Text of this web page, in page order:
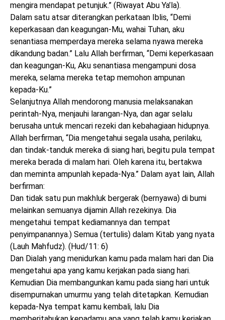
mengira mendapat petunjuk.” (Riwayat Abu Ya’la).
Dalam satu atsar diterangkan perkataan Iblis, “Demi
keperkasaan dan keagungan-Mu, wahai Tuhan, aku
senantiasa memperdaya mereka selama nyawa mereka
dikandung badan.” Lalu Allah berfirman, “Demi keperkasaan
dan keagungan-Ku, Aku senantiasa mengampuni dosa
mereka, selama mereka tetap memohon ampunan
kepada-Ku.”
Selanjutnya Allah mendorong manusia melaksanakan
perintah-Nya, menjauhi larangan-Nya, dan agar selalu
berusaha untuk mencari rezeki dan kebahagiaan hidupnya.
Allah berfirman, “Dia mengetahui segala usaha, perilaku,
dan tindak-tanduk mereka di siang hari, begitu pula tempat
mereka berada di malam hari. Oleh karena itu, bertakwa
dan meminta ampunlah kepada-Nya.” Dalam ayat lain, Allah
berfirman:
Dan tidak satu pun makhluk bergerak (bernyawa) di bumi
melainkan semuanya dijamin Allah rezekinya. Dia
mengetahui tempat kediamannya dan tempat
penyimpanannya.) Semua (tertulis) dalam Kitab yang nyata
(Lauh Mahfudz). (Hud/11: 6)
Dan Dialah yang menidurkan kamu pada malam hari dan Dia
mengetahui apa yang kamu kerjakan pada siang hari.
Kemudian Dia membangunkan kamu pada siang hari untuk
disempurnakan umurmu yang telah ditetapkan. Kemudian
kepada-Nya tempat kamu kembali, lalu Dia